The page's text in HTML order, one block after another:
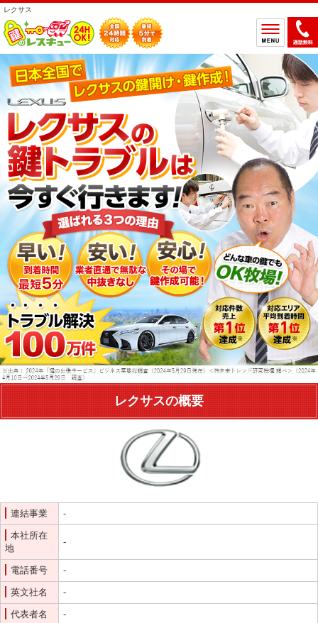
レクサス
ホーム
鍵のトラブルから選ぶ
鍵開け 鍵交換
鍵取付 鍵修理
鍵作製
鍵の設置場所から選ぶ
一軒家 マンション
アパート 車
バイク 金庫
デスク・ロッカー その他の特殊錠
鍵のメーカー・製品から選ぶ
シリンダー錠 玉座錠・引違戸錠
補助錠（ワンドアツーロック） キーレス錠
電気錠
お車、バイクのメーカー・車種
かんたん料金チェック
作業の流れ
作業者の紹介
特殊開錠技術 設備紹介
作業車紹介 イモビライザーの鍵紛失・製作
工事実績 鍵について 鍵の紹介
レクサスの概要
連結事業 -
本社所在
地
-
電話番号 -
英文社名 -
代表者名 -